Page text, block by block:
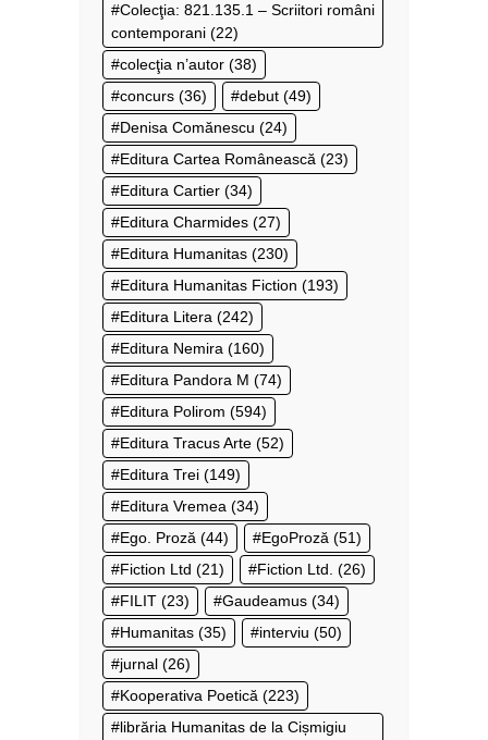
Colecţia: 821.135.1 – Scriitori români
contemporani (22)
colecţia n’autor (38)
concurs (36) debut (49)
Denisa Comănescu (24)
Editura Cartea Românească (23)
Editura Cartier (34)
Editura Charmides (27)
Editura Humanitas (230)
Editura Humanitas Fiction (193)
Editura Litera (242)
Editura Nemira (160)
Editura Pandora M (74)
Editura Polirom (594)
Editura Tracus Arte (52)
Editura Trei (149)
Editura Vremea (34)
Ego. Proză (44) EgoProză (51)
Fiction Ltd (21) Fiction Ltd. (26)
FILIT (23) Gaudeamus (34)
Humanitas (35) interviu (50)
jurnal (26)
Kooperativa Poetică (223)
librăria Humanitas de la Cișmigiu